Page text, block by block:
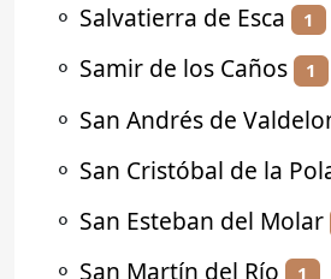
⚬ Salvatierra de Esca 1
⚬ Samir de los Caños 1
⚬ San Andrés de
⚬ San Cristóbal de la
⚬ San Esteban del Molar
⚬ San Martín del Río 1